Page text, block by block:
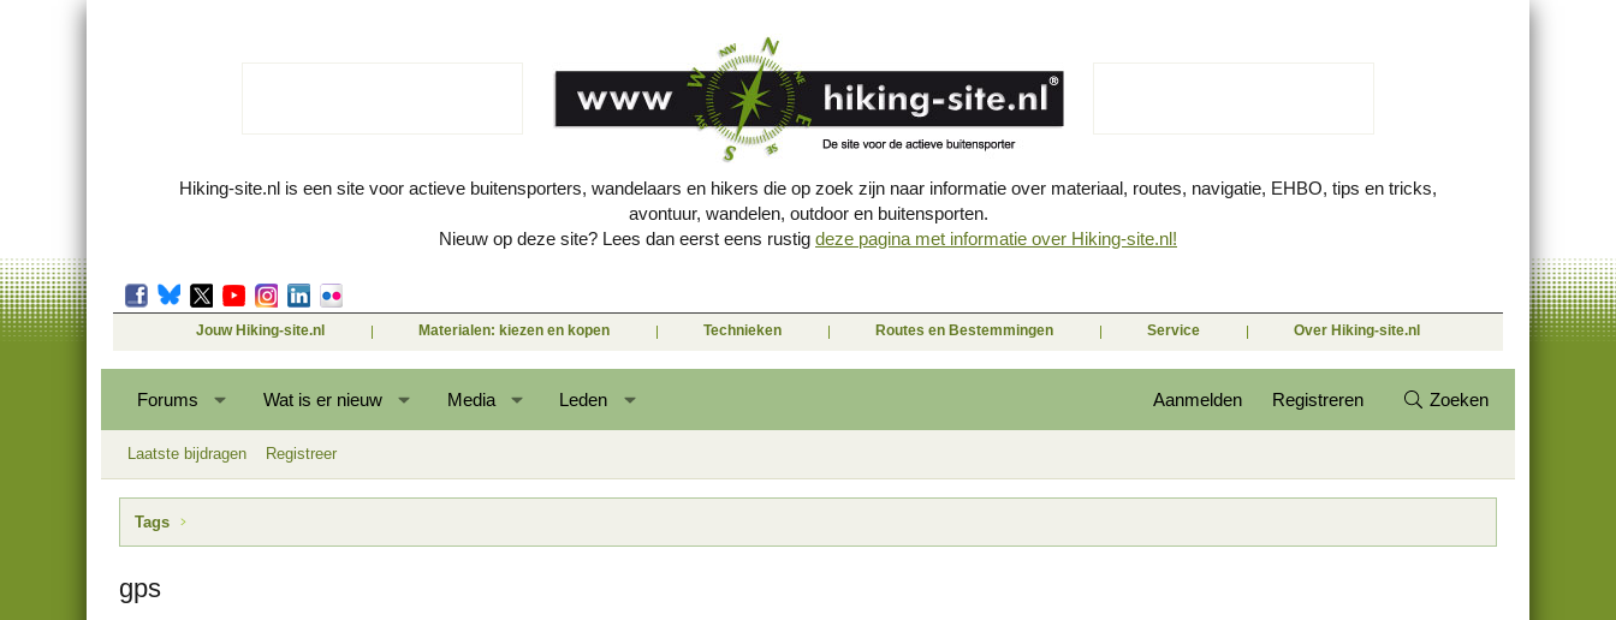
Hiking-site.nl is een site voor actieve buitensporters, wandelaars en hikers die op zoek zijn naar informatie over materiaal, routes, navigatie, EHBO, tips en tricks,
avontuur, wandelen, outdoor en buitensporten.
Nieuw op deze site? Lees dan eerst eens rustig deze pagina met informatie over Hiking-site.nl!
Jouw Hiking-site.nl Materialen: kiezen en kopen Technieken Routes en Bestemmingen Service Over Hiking-site.nl
Forums Wat is er nieuw Media Leden Aanmelden Registreren Zoeken
Laatste bijdragen Registreer
Tags
gps